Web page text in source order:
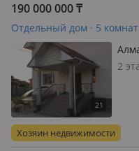
190 000 000₸
Отдельный дом · 5 комнат
2
Хозяин недвижимости